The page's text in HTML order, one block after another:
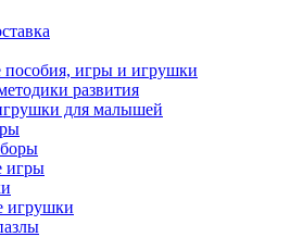
игры и игрушки
развития
для малышей
игры
игрушки